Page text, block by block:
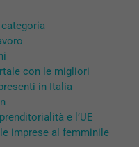
con le migliori
in Italia
e l’UE
imprese al femminile